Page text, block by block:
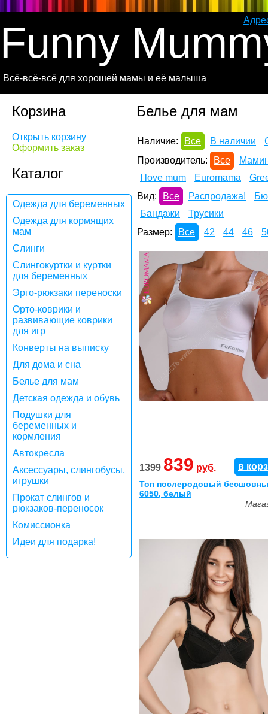
Funny
Всё-всё-всё для хорошей мамы и её малыша
Корзина
Открыть корзину
Оформить заказ
Каталог
Одежда для беременных
Одежда для кормящих
мам
Слинги
Слингокуртки и куртки
для беременных
Эрго-рюкзаки переноски
Орто-коврики и
развивающие коврики
для игр
Конверты на выписку
Для дома и сна
Белье для мам
Детская одежда и обувь
Подушки для
беременных и
кормления
Автокресла
Аксессуары, слингобусы,
игрушки
Прокат слингов и
рюкзаков-переносок
Комиссионка
Идеи для подарка!
Белье для мам
Наличие: Все В наличии
Производитель:
Все
I love mum
Euromama
Вид:
Все Распродажа!
Бандажи
Трусики
Размер:
Все 42 44 46
1399 839 руб. в
Топ послеродовый
6050, белый